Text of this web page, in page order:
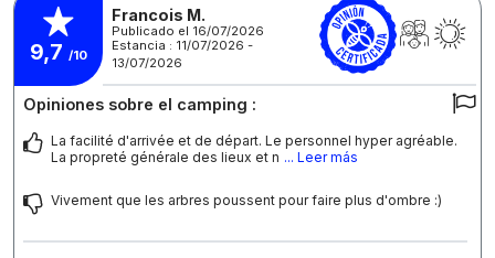
9,7 /10
Francois M.
Publicado el 16/07/2026
Estancia : 11/07/2026 -
13/07/2026
Opiniones sobre el camping :
La facilité d'arrivée et de départ. Le personnel hyper agréable.
La propreté générale des lieux et n ... Leer más
Vivement que les arbres poussent pour faire plus d'ombre :)